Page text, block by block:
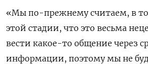
«Мы ‍по-прежнему считаем, в
‌этой стадии, что это весьма
вести какое-то общение через
информации, поэтому мы не